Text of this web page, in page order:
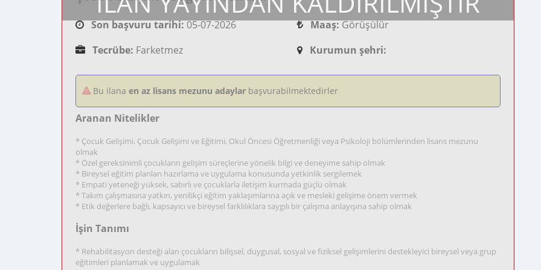
Son başvuru tarihi:05-07-2026 Maaş:Görüşülür
Tecrübe: Farketmez Kurumun şehri:
Bu ilana en az lisans mezunu adaylar başvurabilmektedirler
Aranan Nitelikler
* Çocuk Gelişimi, Çocuk Gelişimi ve Eğitimi, Okul Öncesi Öğretmenliği veya Psikoloji bölümlerinden lisans mezunu
olmak
* Özel gereksinimli çocukların gelişim süreçlerine yönelik bilgi ve deneyime sahip olmak
* Bireysel eğitim planları hazırlama ve uygulama konusunda yetkinlik sergilemek
* Empati yeteneği yüksek, sabırlı ve çocuklarla iletişim kurmada güçlü olmak
* Takım çalışmasına yatkın, yenilikçi eğitim yaklaşımlarına açık ve mesleki gelişime önem vermek
* Etik değerlere bağlı, kapsayıcı ve bireysel farklılıklara saygılı bir çalışma anlayışına sahip olmak
İşin Tanımı
* Rehabilitasyon desteği alan çocukların bilişsel, duygusal, sosyal ve fiziksel gelişimlerini destekleyici bireysel veya grup
eğitimleri planlamak ve uygulamak